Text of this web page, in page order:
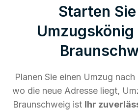
Starten
Umzugskönig
Planen Sie einen Umzug
wo die neue Adresse liegt,
Braunschweig ist Ihr